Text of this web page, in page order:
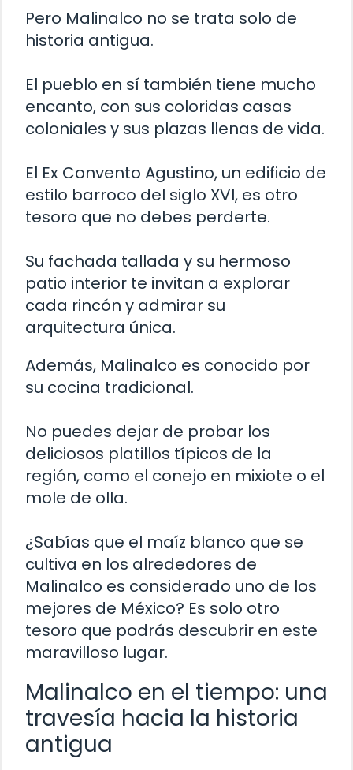
Pero Malinalco no se trata solo de
historia antigua.
El pueblo en sí también tiene mucho
encanto, con sus coloridas casas
coloniales y sus plazas llenas de vida.
El Ex Convento Agustino, un edificio de
estilo barroco del siglo XVI, es otro
tesoro que no debes perderte.
Su fachada tallada y su hermoso
patio interior te invitan a explorar
cada rincón y admirar su
arquitectura única.
Además, Malinalco es conocido por
su cocina tradicional.
No puedes dejar de probar los
deliciosos platillos típicos de la
región, como el conejo en mixiote o el
mole de olla.
¿Sabías que el maíz blanco que se
cultiva en los alrededores de
Malinalco es considerado uno de los
mejores de México? Es solo otro
tesoro que podrás descubrir en este
maravilloso lugar.
Malinalco en el tiempo: una
travesía hacia la historia
antigua